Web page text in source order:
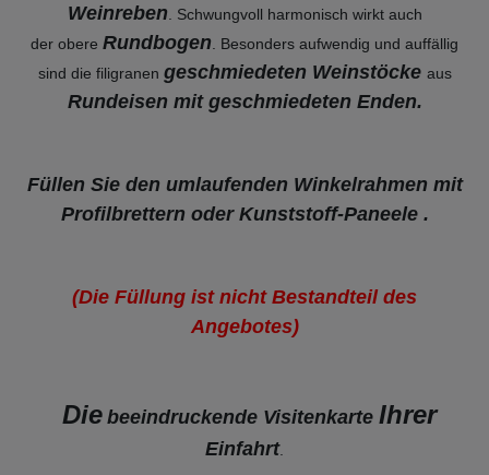
Weinreben . Schwungvoll harmonisch wirkt auch
der obere Rundbogen . Besonders aufwendig und auffällig
sind die filigranen geschmiedeten Weinstöcke aus
Rundeisen mit geschmiedeten Enden.
Füllen Sie den umlaufenden Winkelrahmen mit
Profilbrettern oder Kunststoff-Paneele .
(Die Füllung ist nicht Bestandteil des
Angebotes)
Die beeindruckende Visitenkarte Ihrer
Einfahrt.